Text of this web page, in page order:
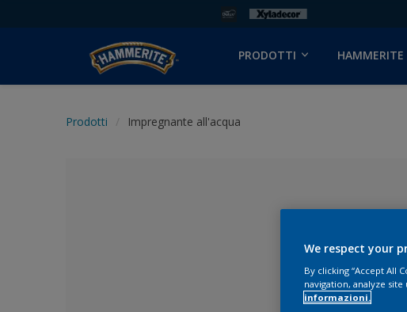
PRODOTTI HAMMERITE
Prodotti Impregnante all'acqua
We respect your
By clicking “Accept All
navigation, analyze
informazioni.